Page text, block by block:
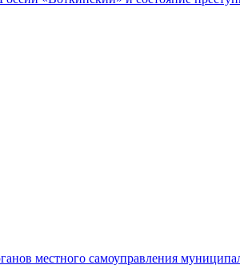
местного самоуправления